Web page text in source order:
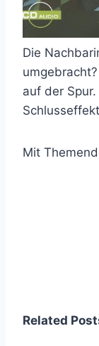
Die
auf der
Mit
Related